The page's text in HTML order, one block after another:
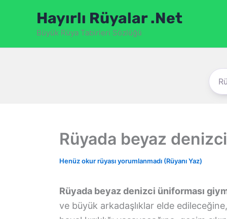
Hayırlı Rüyalar .Net
Büyük Rüya Tabirleri Sözlüğü
Rüyada beyaz
Henüz okur rüyası yorumlanmadı (Rüyanı Yaz)
Rüyada beyaz denizci üniforması
ve büyük arkadaşlıklar elde